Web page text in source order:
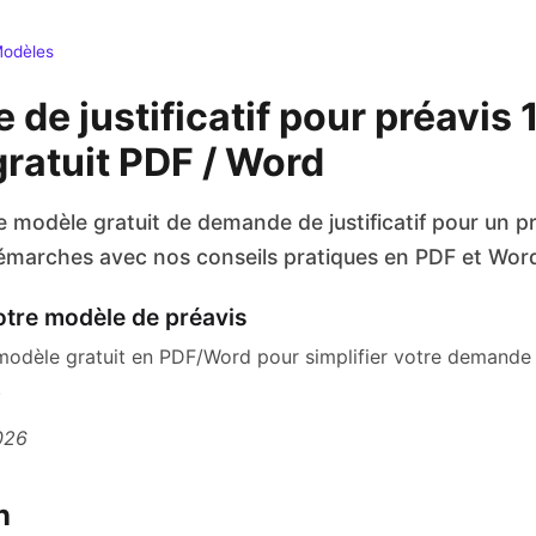
de justificatif pour préavis
PDF / Word
modèle gratuit de demande de justificatif pour un
avec nos conseils pratiques en PDF et
modèle de préavis
gratuit en PDF/Word pour simplifier votre